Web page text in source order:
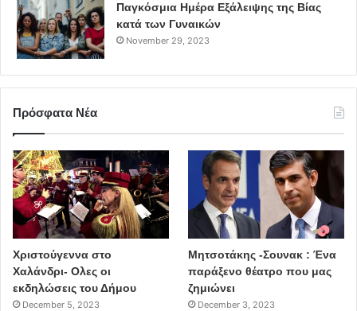
Παγκόσμια Ημέρα Εξάλειψης της Βίας
κατά των Γυναικών
November 29, 2023
Πρόσφατα Νέα
Χριστούγεννα στο
Χαλάνδρι- Ολες οι
εκδηλώσεις του Δήμου
December 5, 2023
Μητσοτάκης -Σουνακ : Ένα
παράξενο θέατρο που μας
ζημιώνει
December 3, 2023